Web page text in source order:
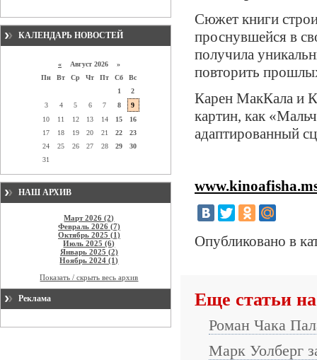
КАЛЕНДАРЬ НОВОСТЕЙ
« Август 2026 »
Пн
Вт Ср Чт Пт Сб
Вс
1
2
3
4 5 6 7 8
9
10
11 12 13 14 15
16
17
18 19 20 21 22
23
24
25 26 27 28 29
30
31
НАШ АРХИВ
Март 2026 (2)
Февраль 2026 (7)
Октябрь 2025 (1)
Июль 2025 (6)
Январь 2025 (2)
Ноябрь 2024 (1)
Показать / скрыть весь архив
Реклама
Сюжет книги
проснувшейся в
получила
повторить
Карен МакКала и
картин, как
адаптированный
Опубликовано в
Еще статьи
Роман Чака
Марк Уолберг